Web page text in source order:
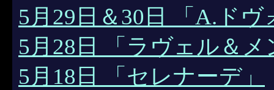
5月29日＆30日 「A.ド
5月28日 「ラヴェル＆
5月18日 「セレナーデ」